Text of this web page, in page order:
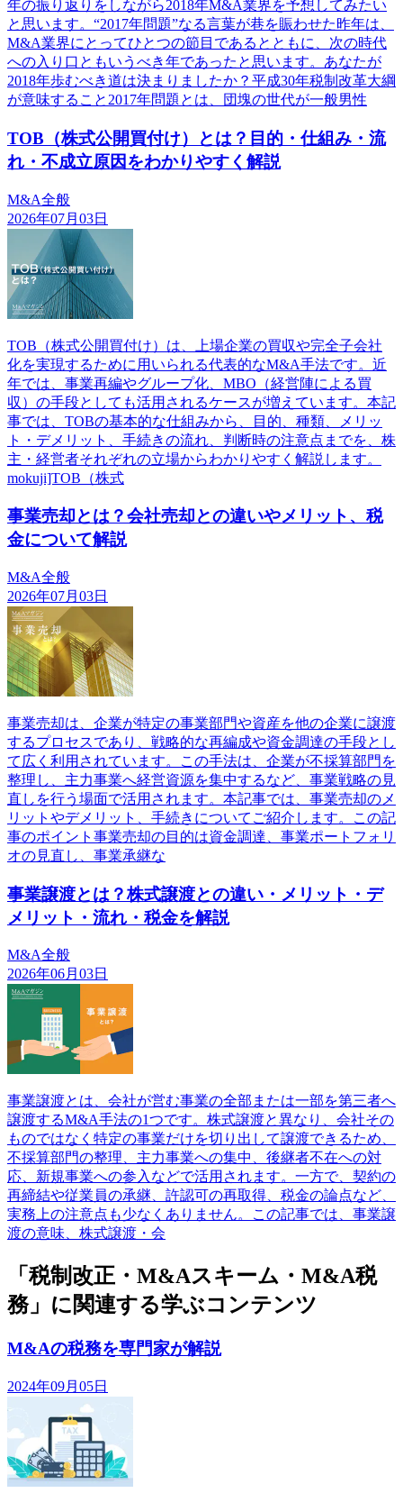
年の振り返りをしながら2018年M&A業界を予想してみたい
と思います。“2017年問題”なる言葉が巷を賑わせた昨年は、
M&A業界にとってひとつの節目であるとともに、次の時代
への入り口ともいうべき年であったと思います。あなたが
2018年歩むべき道は決まりましたか？平成30年税制改革大綱
が意味すること2017年問題とは、団塊の世代が一般男性
TOB（株式公開買付け）とは？目的・仕組み・流
れ・不成立原因をわかりやすく解説
M&A全般
2026年07月03日
TOB（株式公開買付け）は、上場企業の買収や完全子会社
化を実現するために用いられる代表的なM&A手法です。近
年では、事業再編やグループ化、MBO（経営陣による買
収）の手段としても活用されるケースが増えています。本記
事では、TOBの基本的な仕組みから、目的、種類、メリッ
ト・デメリット、手続きの流れ、判断時の注意点までを、株
主・経営者それぞれの立場からわかりやすく解説します。
mokuji]TOB（株式
事業売却とは？会社売却との違いやメリット、税
金について解説
M&A全般
2026年07月03日
事業売却は、企業が特定の事業部門や資産を他の企業に譲渡
するプロセスであり、戦略的な再編成や資金調達の手段とし
て広く利用されています。この手法は、企業が不採算部門を
整理し、主力事業へ経営資源を集中するなど、事業戦略の見
直しを行う場面で活用されます。本記事では、事業売却のメ
リットやデメリット、手続きについてご紹介します。この記
事のポイント事業売却の目的は資金調達、事業ポートフォリ
オの見直し、事業承継な
事業譲渡とは？株式譲渡との違い・メリット・デ
メリット・流れ・税金を解説
M&A全般
2026年06月03日
事業譲渡とは、会社が営む事業の全部または一部を第三者へ
譲渡するM&A手法の1つです。株式譲渡と異なり、会社その
ものではなく特定の事業だけを切り出して譲渡できるため、
不採算部門の整理、主力事業への集中、後継者不在への対
応、新規事業への参入などで活用されます。一方で、契約の
再締結や従業員の承継、許認可の再取得、税金の論点など、
実務上の注意点も少なくありません。この記事では、事業譲
渡の意味、株式譲渡・会
「税制改正・M&Aスキーム・M&A税
務」に関連する学ぶコンテンツ
M&Aの税務を専門家が解説
2024年09月05日